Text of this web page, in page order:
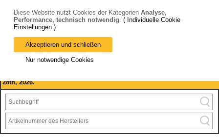
Bitte beachten Sie: wir machen Betriebsferien, vom 03. bis 28.
August 2026 haben wir geschlossen.
28th, 2026.
Diese Website nutzt Cookies der Kategorien Analyse,
Performance, technisch notwendig. ( Individuelle Cookie
Einstellungen )
Akzeptieren und schließen
Nur notwendige Cookies